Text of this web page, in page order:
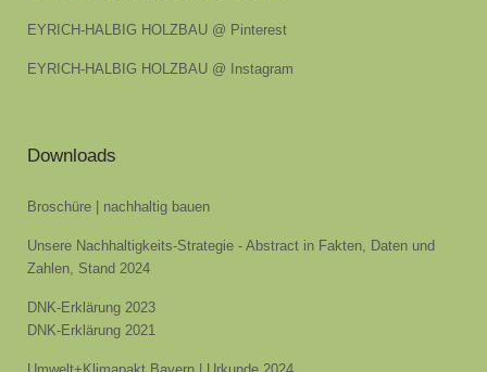
EYRICH-HALBIG HOLZBAU @ Pinterest
EYRICH-HALBIG HOLZBAU @ Instagram
Downloads
Broschüre | nachhaltig bauen
Unsere Nachhaltigkeits-Strategie - Abstract in Fakten, Daten und
Zahlen, Stand 2024
DNK-Erklärung 2023
DNK-Erklärung 2021